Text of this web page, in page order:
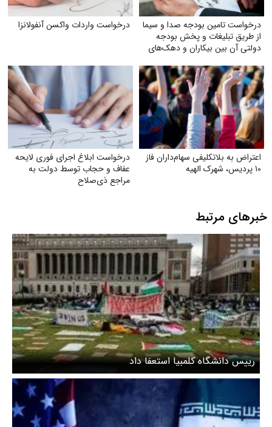
درخواست تامین بودجه صدا و سیما
از طریق تبلیغات و پخش بودجه
دولتی آن بین بیکاران و دهک‌های
درخواست واردات واکسن آنفولانزا
اعتراض به بلاتکلیفی سهام‌داران فاز
۱۰ پردیس، شهرک الهیه
درخواست ابلاغ اجرای فوری لایحه
عفاف و حجاب توسط دولت به
مراجع ذی‌صلاح
خبرهای مرتبط
رییس دانشگاه کلمبیا استعفا داد